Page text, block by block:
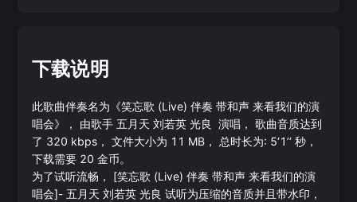
下载说明
此歌曲伴奏名为《笑忘歌 (Live) 伴奏 带和声 来看我们的演
唱会》， 由歌手 五月天 刘若英 光良 演唱， 歌曲音质达到
了 320 kbps， 文件大小为 11 MB， 总时长为: 5‘1’‘秒，
下载需要 20 金币。
为了试听流畅， [笑忘歌 (Live) 伴奏 带和声 来看我们的演
唱会]- 五月天 刘若英 光良 试听为压缩的音质并且带水印，